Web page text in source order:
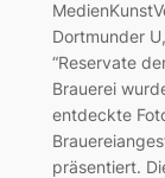
Dortmunder
“Reservate
Brauerei
entdeckte
präsentiert.